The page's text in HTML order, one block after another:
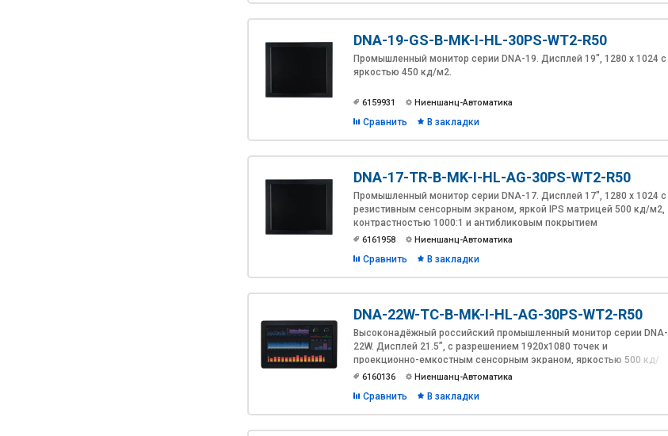
DNA-19-GS-B-MK-I-HL-30PS-WT2-R50
Промышленный монитор серии DNA-19. Дисплей 19", 1280 х 1024 с
яркостью 450 кд/м2.
6159931 Ниеншанц-Автоматика
Сравнить В закладки
DNA-17-TR-B-MK-I-HL-AG-30PS-WT2-R50
Промышленный монитор серии DNA-17. Дисплей 17", 1280 х 1024 с
резистивным сенсорным экраном, яркой IPS матрицей 500 кд/м2,
контрастностью 1000:1 и антибликовым покрытием
6161958 Ниеншанц-Автоматика
Сравнить В закладки
DNA-22W-TC-B-MK-I-HL-AG-30PS-WT2-R50
Высоконадёжный российский промышленный монитор серии DNA-
22W. Дисплей 21.5”, с разрешением 1920х1080 точек и
проекционно-емкостным сенсорным экраном, яркостью 500 кд/
м2 и антибликовым покрытием. Лицевая панель из алюминия
комплекте с адаптером 230В AC. Температура эксплуатации: -20 ~
60°C. Интерфейсы: VGA, DVI-D, HDMI.
6160136 Ниеншанц-Автоматика
Сравнить В закладки